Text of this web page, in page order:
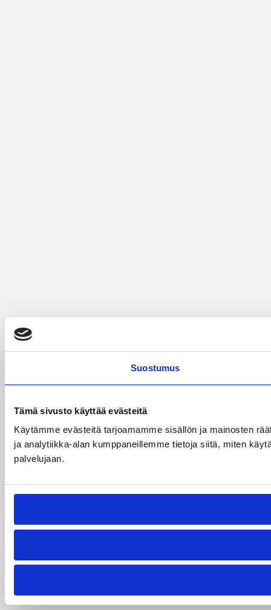
Suostumus
Tämä sivusto käyttää evästeitä
Käytämme evästeitä tarjoamamme sisällön ja mainosten
ja analytiikka-alan kumppaneillemme tietoja siitä, miten
palvelujaan.